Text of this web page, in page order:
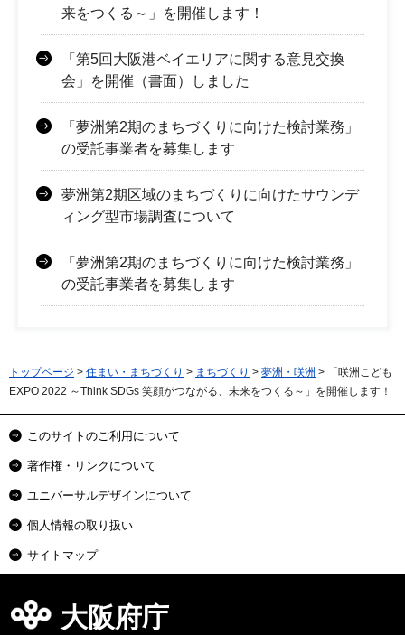
来をつくる～」を開催します！
「第5回大阪港ベイエリアに関する意見交換
会」を開催（書面）しました
「夢洲第2期のまちづくりに向けた検討業務」
の受託事業者を募集します
夢洲第2期区域のまちづくりに向けたサウンデ
ィング型市場調査について
「夢洲第2期のまちづくりに向けた検討業務」
の受託事業者を募集します
トップページ > 住まい・まちづくり > まちづくり > 夢洲・咲洲 > 「咲洲こども
EXPO 2022 ～Think SDGs 笑顔がつながる、未来をつくる～」を開催します！
このサイトのご利用について
著作権・リンクについて
ユニバーサルデザインについて
個人情報の取り扱い
サイトマップ
大阪府庁